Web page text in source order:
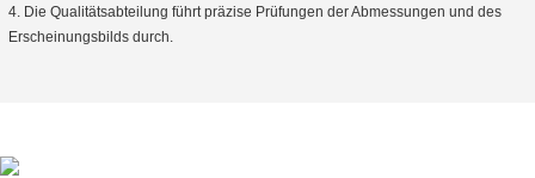
4. Die Qualitätsabteilung führt präzise Prüfungen der Abmessungen und des
Erscheinungsbilds durch.